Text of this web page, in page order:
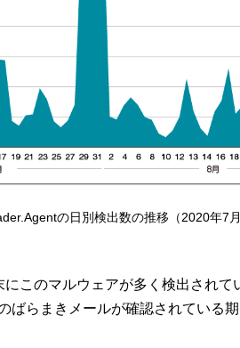
の日別検出数の推移（2020年7月
このマルウェアが多く検出されて
ばらまきメールが確認されている